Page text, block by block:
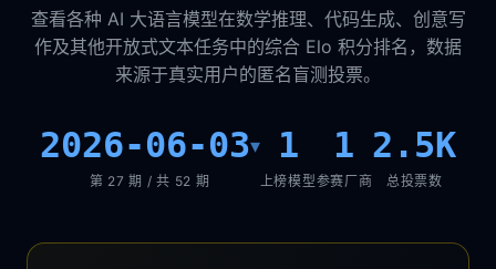
查看各种 AI 大语言模型在数学推理、代码生成、创意写
作及其他开放式文本任务中的综合 Elo 积分排名，数据
来源于真实用户的匿名盲测投票。
2026-06-03▾
第 27 期 / 共 52 期
1
上榜模型
1
参赛厂商
2.5K
总投票数